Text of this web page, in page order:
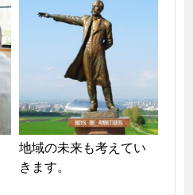
地域の未来も考えてい
きます。